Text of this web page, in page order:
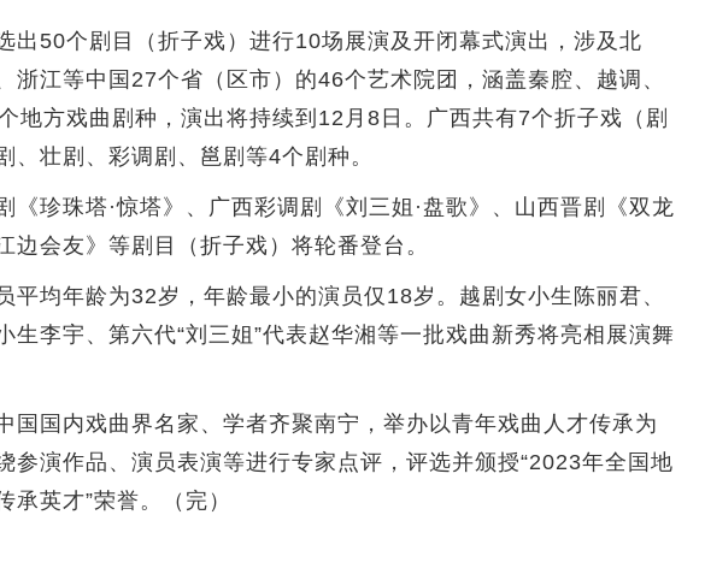
50个剧目（折子戏）进行10场展演及开闭幕式演出，涉及北
浙江等中国27个省（区市）的46个艺术院团，涵盖秦腔、越调、
地方戏曲剧种，演出将持续到12月8日。广西共有7个折子戏（剧
、壮剧、彩调剧、邕剧等4个剧种。
珍珠塔·惊塔》、广西彩调剧《刘三姐·盘歌》、山西晋剧《双龙
边会友》等剧目（折子戏）将轮番登台。
均年龄为32岁，年龄最小的演员仅18岁。越剧女小生陈丽君、
生李宇、第六代“刘三姐”代表赵华湘等一批戏曲新秀将亮相展演舞
国内戏曲界名家、学者齐聚南宁，举办以青年戏曲人才传承为
参演作品、演员表演等进行专家点评，评选并颁授“2023年全国地
英才”荣誉。（完）